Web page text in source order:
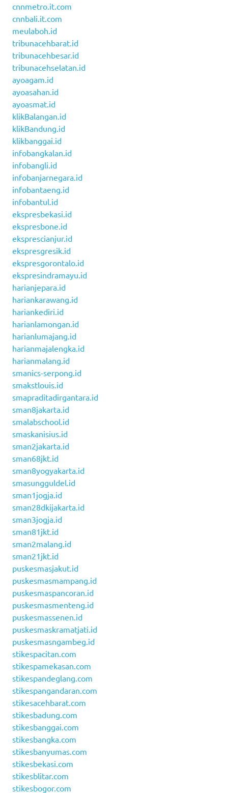
cnnmetro.it.com
cnnbali.it.com
meulaboh.id
tribunacehbarat.id
tribunacehbesar.id
tribunacehselatan.id
ayoagam.id
ayoasahan.id
ayoasmat.id
klikBalangan.id
klikBandung.id
klikbanggai.id
infobangkalan.id
infobangli.id
infobanjarnegara.id
infobantaeng.id
infobantul.id
ekspresbekasi.id
ekspresbone.id
eksprescianjur.id
ekspresgresik.id
ekspresgorontalo.id
ekspresindramayu.id
harianjepara.id
hariankarawang.id
hariankediri.id
harianlamongan.id
harianlumajang.id
harianmajalengka.id
harianmalang.id
smanics-serpong.id
smakstlouis.id
smapraditadirgantara.id
sman8jakarta.id
smalabschool.id
smaskanisius.id
sman2jakarta.id
sman68jkt.id
sman8yogyakarta.id
smasungguldel.id
sman1jogja.id
sman28dkijakarta.id
sman3jogja.id
sman81jkt.id
sman2malang.id
sman21jkt.id
puskesmasjakut.id
puskesmasmampang.id
puskesmaspancoran.id
puskesmasmenteng.id
puskesmassenen.id
puskesmaskramatjati.id
puskesmasngambeg.id
stikespacitan.com
stikespamekasan.com
stikespandeglang.com
stikespangandaran.com
stikesacehbarat.com
stikesbadung.com
stikesbanggai.com
stikesbangka.com
stikesbanyumas.com
stikesbekasi.com
stikesblitar.com
stikesbogor.com